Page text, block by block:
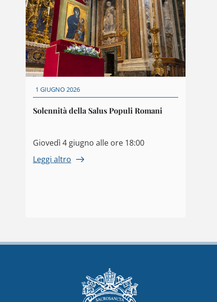
1 GIUGNO 2026
Solennità della Salus Populi Romani
Giovedì 4 giugno alle ore 18:00
Leggi altro